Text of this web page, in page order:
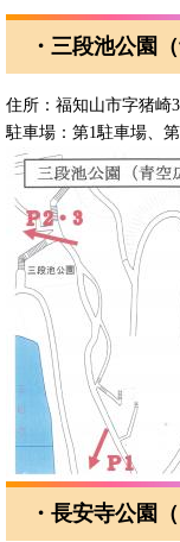
・三段池公園
住所：福知山市字猪崎
駐車場：第1駐車場、
・長安寺公園